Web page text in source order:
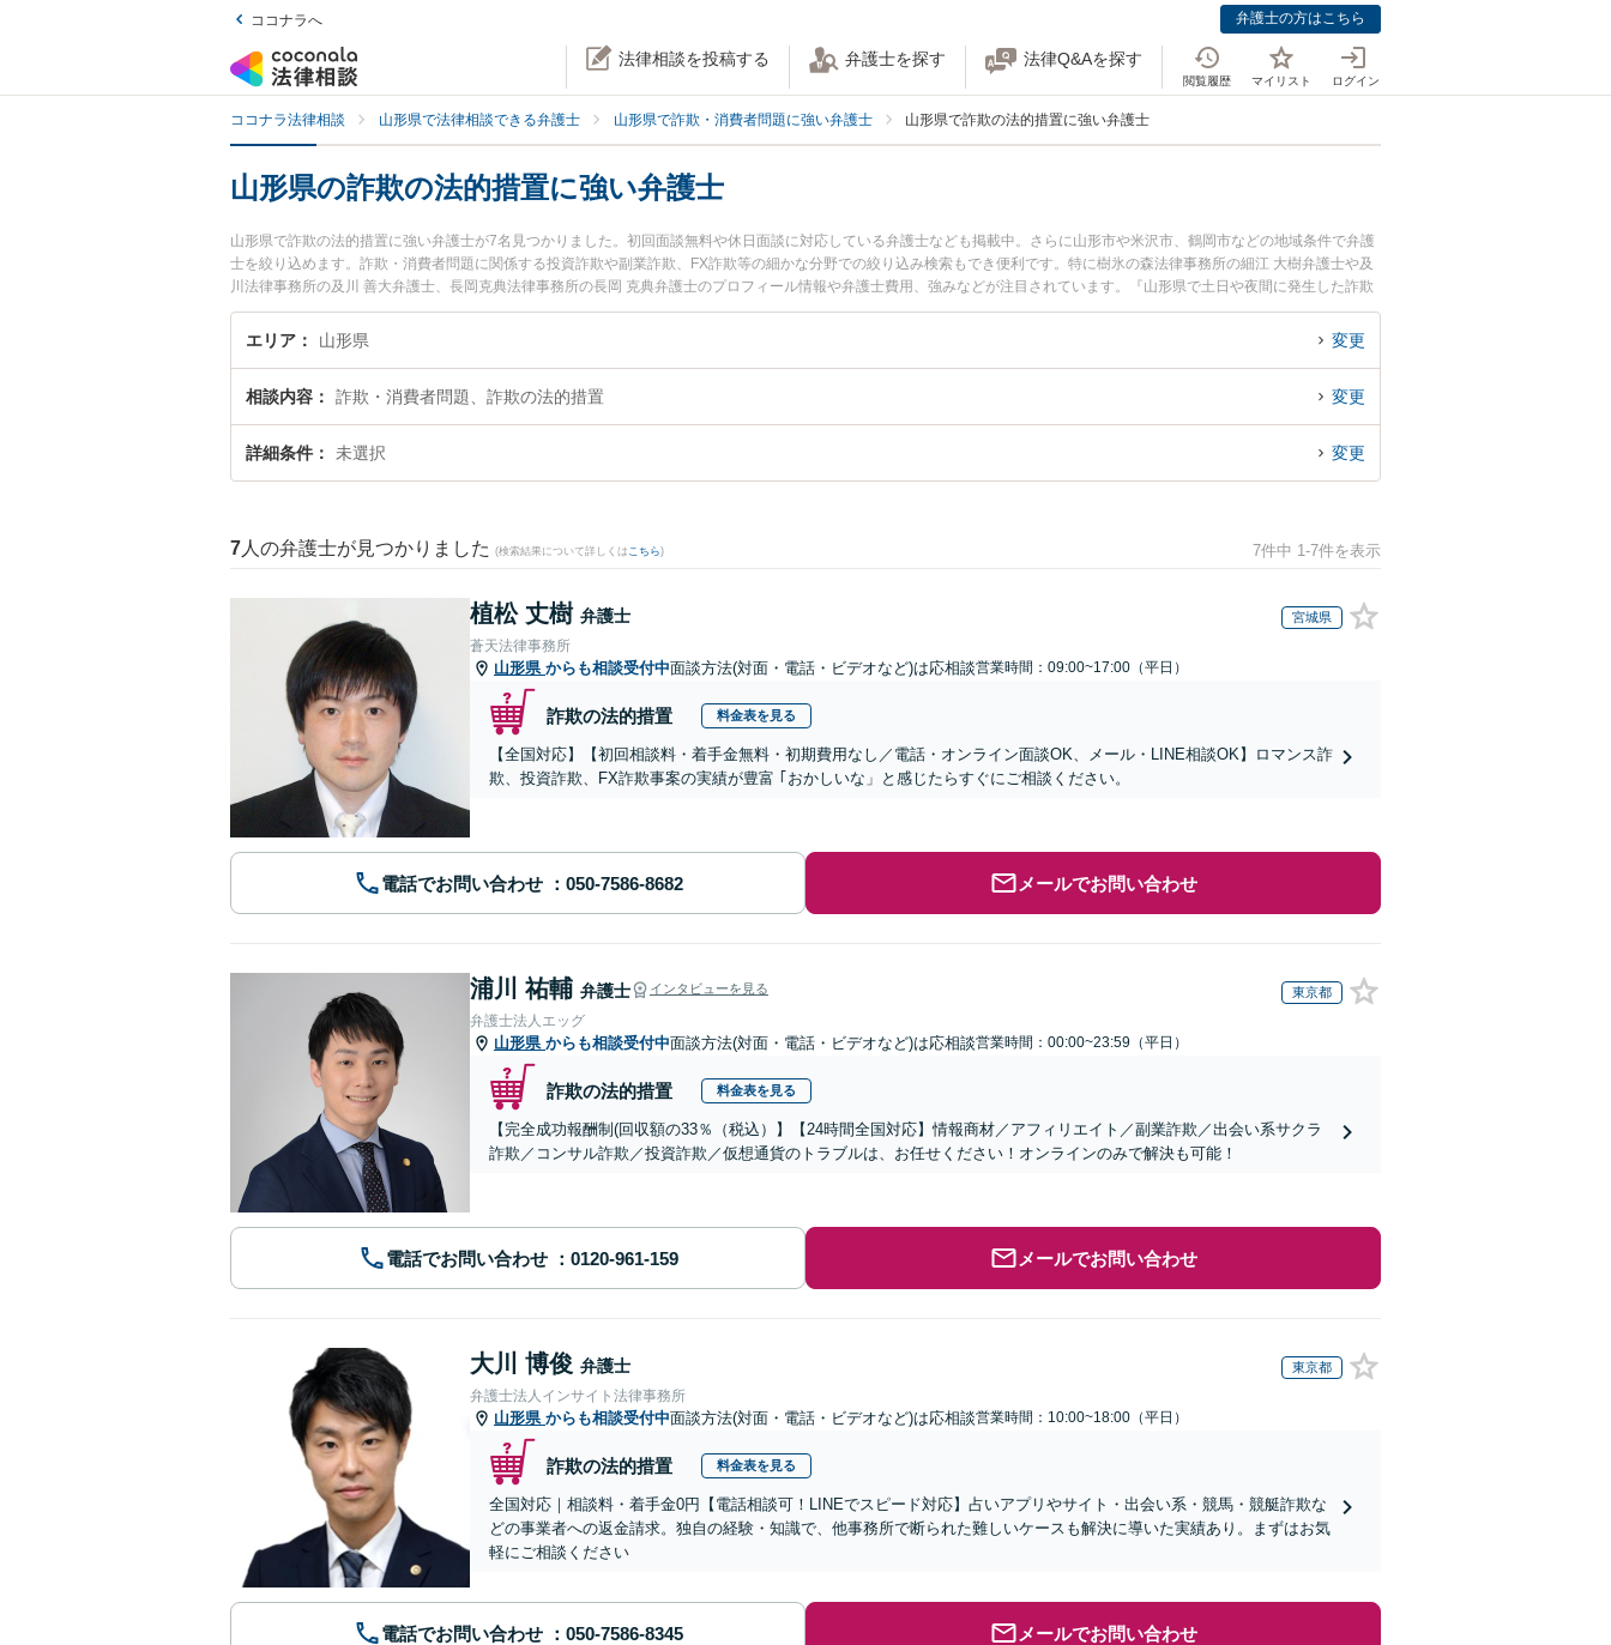
ココナラへ 弁護士の方はこちら
法律相談を投稿する 弁護士を探す 法律Q&Aを探す
閲覧履歴 マイリスト ログイン
ココナラ法律相談 山形県で法律相談できる弁護士 山形県で詐欺・消費者問題に強い弁護士 山形県で詐欺の法的措置に強い弁護士
山形県の詐欺の法的措置に強い弁護士
山形県で詐欺の法的措置に強い弁護士が7名見つかりました。初回面談無料や休日面談に対応している弁護士なども掲載中。さらに山形市や米沢市、鶴岡市などの地域条件で弁護
士を絞り込めます。詐欺・消費者問題に関係する投資詐欺や副業詐欺、FX詐欺等の細かな分野での絞り込み検索もでき便利です。特に樹氷の森法律事務所の細江 大樹弁護士や及
川法律事務所の及川 善大弁護士、長岡克典法律事務所の長岡 克典弁護士のプロフィール情報や弁護士費用、強みなどが注目されています。『山形県で土日や夜間に発生した詐欺
の法的措置のトラブルを今すぐに弁護士に相談したい』『詐欺の法的措置のトラブル解決の実績豊富な近くの弁護士を検索したい』『初回相談無料で詐欺の法的措置を法律相談で
きる山形県内の弁護士に相談予約したい』などでお困りの相談者さんにおすすめです。
エリア 山形県 変更
相談内容 詐欺・消費者問題、詐欺の法的措置 変更
詳細条件 未選択 変更
7 人の弁護士が見つかりました (検索結果について詳しくは こちら) 7件中 1-7件を表示
植松 丈樹 弁護士 宮城県
蒼天法律事務所
山形県 からも相談受付中面談方法(対面・電話・ビデオなど)は応相談営業時間：09:00~17:00（平日）
詐欺の法的措置 料金表を見る
【全国対応】【初回相談料・着手金無料・初期費用なし／電話・オンライン面談OK、メール・LINE相談OK】ロマンス詐
欺、投資詐欺、FX詐欺事案の実績が豊富 ｢おかしいな」と感じたらすぐにご相談ください。
電話でお問い合わせ メールでお問い合わせ
浦川 祐輔 弁護士 インタビューを見る 東京都
弁護士法人エッグ
山形県 からも相談受付中面談方法(対面・電話・ビデオなど)は応相談営業時間：00:00~23:59（平日）
詐欺の法的措置 料金表を見る
【完全成功報酬制(回収額の33％（税込）】【24時間全国対応】情報商材／アフィリエイト／副業詐欺／出会い系サクラ
詐欺／コンサル詐欺／投資詐欺／仮想通貨のトラブルは、お任せください！オンラインのみで解決も可能！
電話でお問い合わせ メールでお問い合わせ
大川 博俊 弁護士 東京都
弁護士法人インサイト法律事務所
山形県 からも相談受付中面談方法(対面・電話・ビデオなど)は応相談営業時間：10:00~18:00（平日）
詐欺の法的措置 料金表を見る
全国対応｜相談料・着手金0円【電話相談可！LINEでスピード対応】占いアプリやサイト・出会い系・競馬・競艇詐欺な
どの事業者への返金請求。独自の経験・知識で、他事務所で断られた難しいケースも解決に導いた実績あり。まずはお気
軽にご相談ください
電話でお問い合わせ メールでお問い合わせ